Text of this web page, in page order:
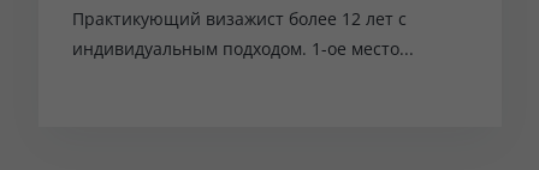
Практикующий визажист более 12 лет с
индивидуальным подходом. 1-ое место...